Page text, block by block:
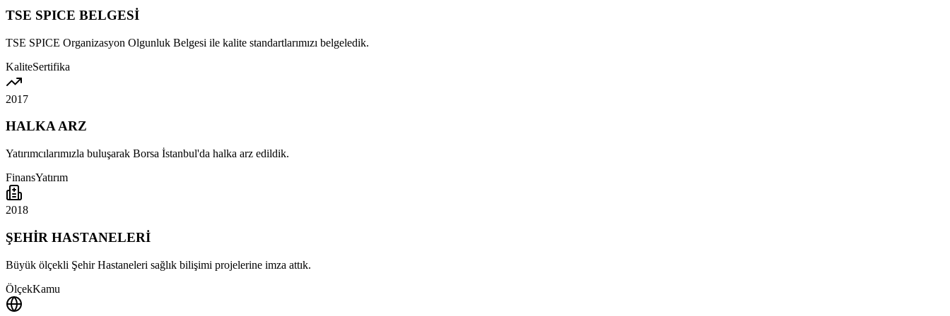
TSE SPICE BELGESİ
TSE SPICE Organizasyon Olgunluk Belgesi ile kalite standartlarımızı belgeledik.
KaliteSertifika
2017
HALKA ARZ
Yatırımcılarımızla buluşarak Borsa İstanbul'da halka arz edildik.
FinansYatırım
2018
ŞEHİR HASTANELERİ
Büyük ölçekli Şehir Hastaneleri sağlık bilişimi projelerine imza attık.
ÖlçekKamu